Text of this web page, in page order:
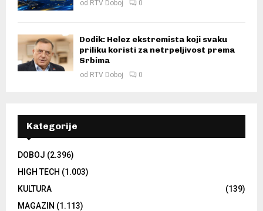
od RTV Doboj 0
Dodik: Helez ekstremista koji svaku
priliku koristi za netrpeljivost prema
Srbima
od RTV Doboj 0
Kategorije
DOBOJ (2.396)
HIGH TECH (1.003)
KULTURA
(139)
MAGAZIN (1.113)